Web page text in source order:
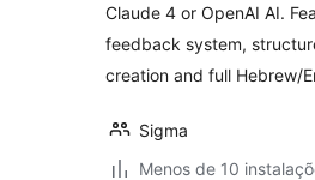
Claude 4 or OpenAI AI.
feedback system,
creation and full Hebrew/
Sigma
Menos de 10